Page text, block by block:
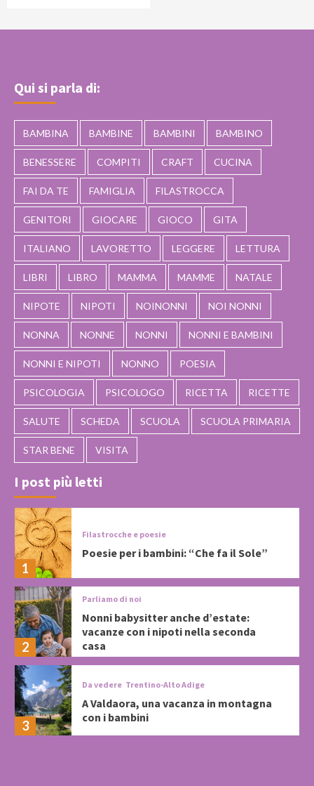
Qui si parla di:
BAMBINA BAMBINE BAMBINI BAMBINO
BENESSERE COMPITI CRAFT CUCINA
FAI DA TE FAMIGLIA FILASTROCCA
GENITORI GIOCARE GIOCO GITA
ITALIANO LAVORETTO LEGGERE LETTURA
LIBRI LIBRO MAMMA MAMME NATALE
NIPOTE NIPOTI NOINONNI NOI NONNI
NONNA NONNE NONNI NONNI E BAMBINI
NONNI E NIPOTI NONNO POESIA
PSICOLOGIA PSICOLOGO RICETTA RICETTE
SALUTE SCHEDA SCUOLA SCUOLA PRIMARIA
STAR BENE VISITA
I post più letti
1
Filastrocche e poesie
Poesie per i bambini: “Che fa il Sole”
2
Parliamo di noi
Nonni babysitter anche d’estate:
vacanze con i nipoti nella seconda
casa
3
Da vedere Trentino-Alto Adige
A Valdaora, una vacanza in montagna
con i bambini